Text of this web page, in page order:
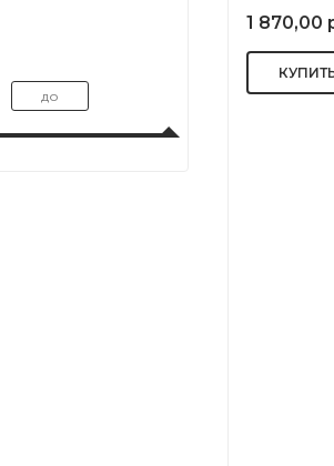
1 870,00